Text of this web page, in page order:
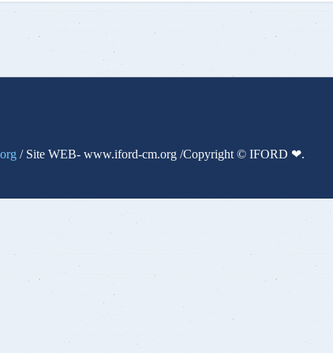
/ Site WEB- www.iford-cm.org /Copyright © IFORD ❤.